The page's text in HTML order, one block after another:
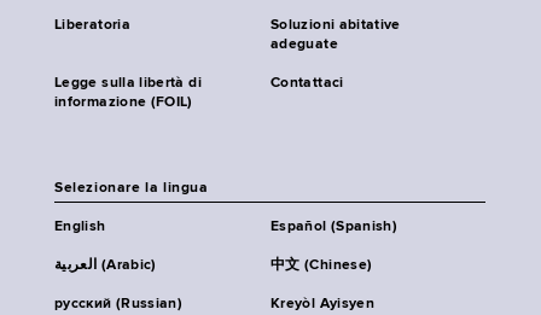
Liberatoria
Soluzioni abitative
adeguate
Legge sulla libertà di
informazione (FOIL)
Contattaci
Selezionare la lingua
English Español (Spanish)
العربية (Arabic) 中文 (Chinese)
русский (Russian)
Kreyòl Ayisyen